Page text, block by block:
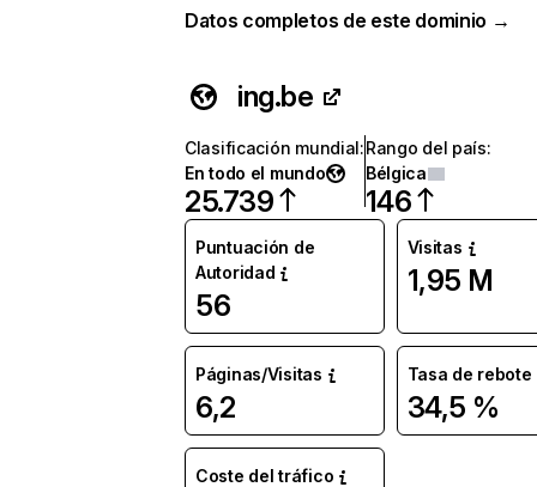
Datos completos de este dominio →
ing.be
Clasificación mundial:
En todo el mundo
25.739
Rango del país:
Bélgica
146
Puntuación de
Autoridad
56
Visitas
1,95 M
Páginas/Visitas
6,2
Tasa de rebote
34,5 %
Coste del tráfico